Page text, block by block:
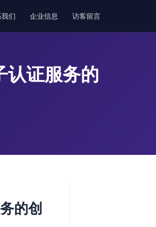
们 企业信息 访客留言
认证服务的
的创